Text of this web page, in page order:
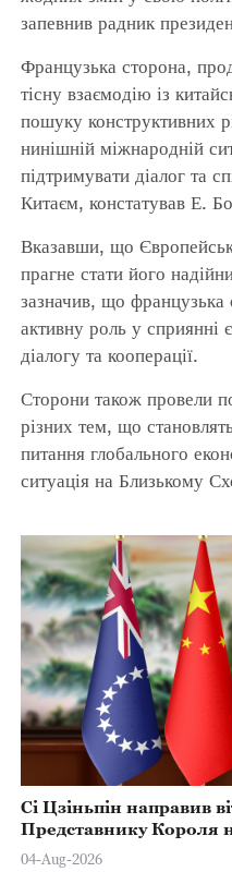
запевнив радник
Французька сторона,
тісну взаємодію із
пошуку конструктивних
нинішній міжнародній
підтримувати діалог та
Китаєм, констатував Е.
Вказавши, що
прагне стати його
зазначив, що французька
активну роль у сприянні
діалогу та кооперації.
Сторони також провели
різних тем, що
питання глобального
ситуація на Близькому
Сі Цзіньпін направив
Представнику Короля
Марстерсу з нагоди Дня
04-Aug-2026